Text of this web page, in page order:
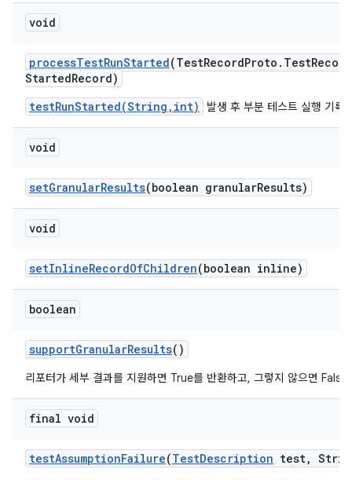
void
processTestRunStarted(TestRecordProto . Test
StartedRecord)
testRunStarted(String,int)
발생 후 부분 테스트 실행 기록
void
setGranularResults(boolean granularResults)
void
setInlineRecordOfChildren(boolean inline)
boolean
supportGranularResults()
리포터가 세부 결과를 지원하면 True를 반환하고, 그렇지 않으면 False
final void
testAssumptionFailure(TestDescription test,